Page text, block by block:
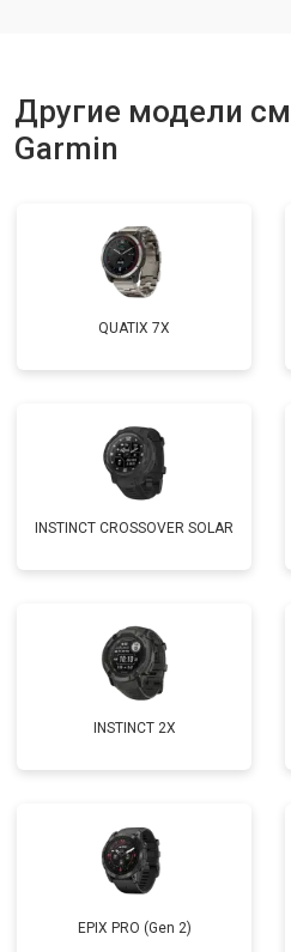
Другие модели
Garmin
QUATIX 7X
INSTINCT CROSSOVER SOLAR
INSTINCT 2X
EPIX PRO (Gen 2)